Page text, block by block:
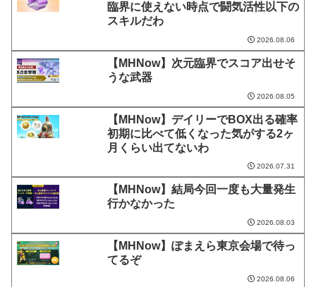
臨界に使えない時点で闘気活性以下の
スキルだわ
2026.08.06
【MHNow】次元臨界でスコア出せそ
うな武器
2026.08.05
【MHNow】デイリーでBOX出る確率
初期に比べて低くなった気がする2ヶ
月くらい出てないわ
2026.07.31
【MHNow】結局今回一度も大量発生
行かなかった
2026.08.03
【MHNow】ぽまえら東京会場で待っ
てるぞ
2026.08.06